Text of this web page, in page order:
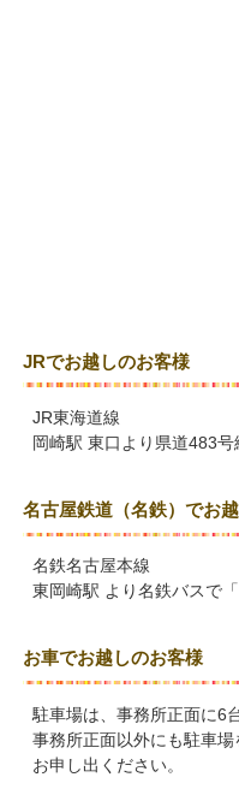
JRでお越しのお客様
JR東海道線
岡崎駅 東口より県道483
名古屋鉄道（名鉄）でお
名鉄名古屋本線
東岡崎駅 より名鉄バスで
お車でお越しのお客様
駐車場は、事務所正面に6
事務所正面以外にも駐車
お申し出ください。